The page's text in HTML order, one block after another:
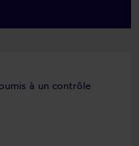
à un contrôle